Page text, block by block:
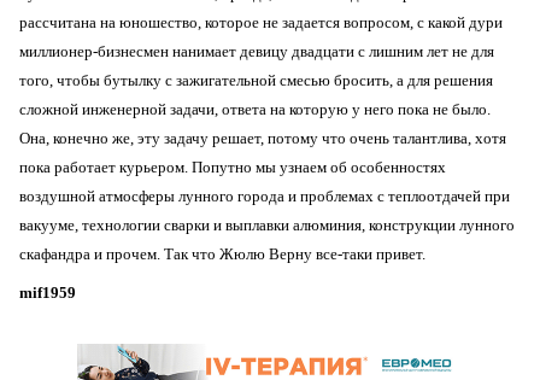
рассчитана на юношество, которое не задается вопросом, с какой дури
миллионер-бизнесмен нанимает девицу двадцати с лишним лет не для
того, чтобы бутылку с зажигательной смесью бросить, а для решения
сложной инженерной задачи, ответа на которую у него пока не было.
Она, конечно же, эту задачу решает, потому что очень талантлива, хотя
пока работает курьером. Попутно мы узнаем об особенностях
воздушной атмосферы лунного города и проблемах с теплоотдачей при
вакууме, технологии сварки и выплавки алюминия, конструкции лунного
скафандра и прочем. Так что Жюлю Верну все-таки привет.
mif1959